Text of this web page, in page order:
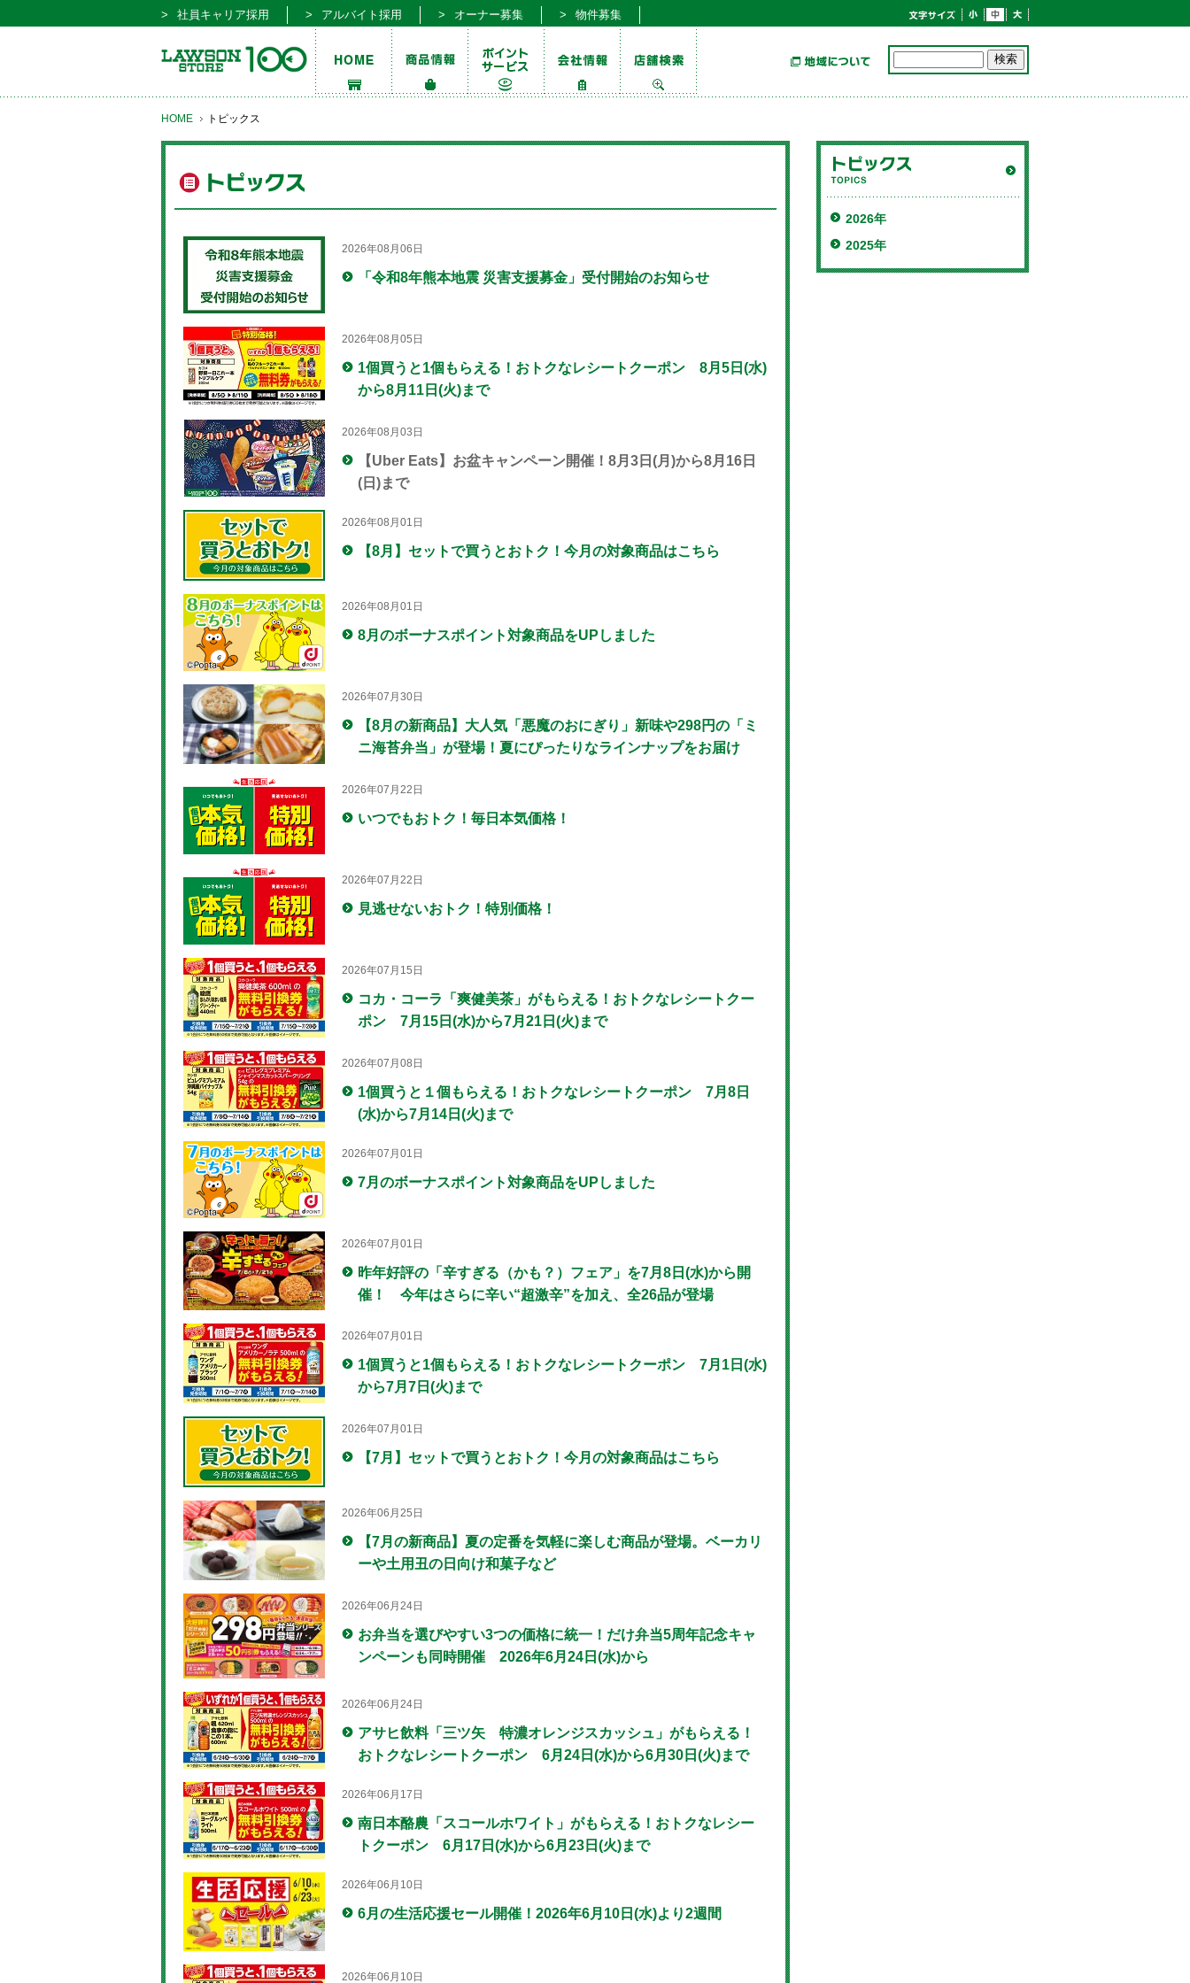
社員キャリア採用 アルバイト採用 オーナー募集 物件募集
HOME トピックス
2026年08月06日
「令和8年熊本地震 災害支援募金」受付開始のお知らせ
2026年08月05日
1個買うと1個もらえる！おトクなレシートクーポン 8月5日(水)
から8月11日(火)まで
2026年08月03日
【Uber Eats】お盆キャンペーン開催！8月3日(月)から8月16日
(日)まで
2026年08月01日
【8月】セットで買うとおトク！今月の対象商品はこちら
2026年08月01日
8月のボーナスポイント対象商品をUPしました
2026年07月30日
【8月の新商品】大人気「悪魔のおにぎり」新味や298円の「ミ
ニ海苔弁当」が登場！夏にぴったりなラインナップをお届け
2026年07月22日
いつでもおトク！毎日本気価格！
2026年07月22日
見逃せないおトク！特別価格！
2026年07月15日
コカ・コーラ「爽健美茶」がもらえる！おトクなレシートクー
ポン 7月15日(水)から7月21日(火)まで
2026年07月08日
1個買うと１個もらえる！おトクなレシートクーポン 7月8日
(水)から7月14日(火)まで
2026年07月01日
7月のボーナスポイント対象商品をUPしました
2026年07月01日
昨年好評の「辛すぎる（かも？）フェア」を7月8日(水)から開
催！ 今年はさらに辛い“超激辛”を加え、全26品が登場
2026年07月01日
1個買うと1個もらえる！おトクなレシートクーポン 7月1日(水)
から7月7日(火)まで
2026年07月01日
【7月】セットで買うとおトク！今月の対象商品はこちら
2026年06月25日
【7月の新商品】夏の定番を気軽に楽しむ商品が登場。ベーカリ
ーや土用丑の日向け和菓子など
2026年06月24日
お弁当を選びやすい3つの価格に統一！だけ弁当5周年記念キャ
ンペーンも同時開催 2026年6月24日(水)から
2026年06月24日
アサヒ飲料「三ツ矢 特濃オレンジスカッシュ」がもらえる！
おトクなレシートクーポン 6月24日(水)から6月30日(火)まで
2026年06月17日
南日本酪農「スコールホワイト」がもらえる！おトクなレシー
トクーポン 6月17日(水)から6月23日(火)まで
2026年06月10日
6月の生活応援セール開催！2026年6月10日(水)より2週間
2026年06月10日
2026年
2025年